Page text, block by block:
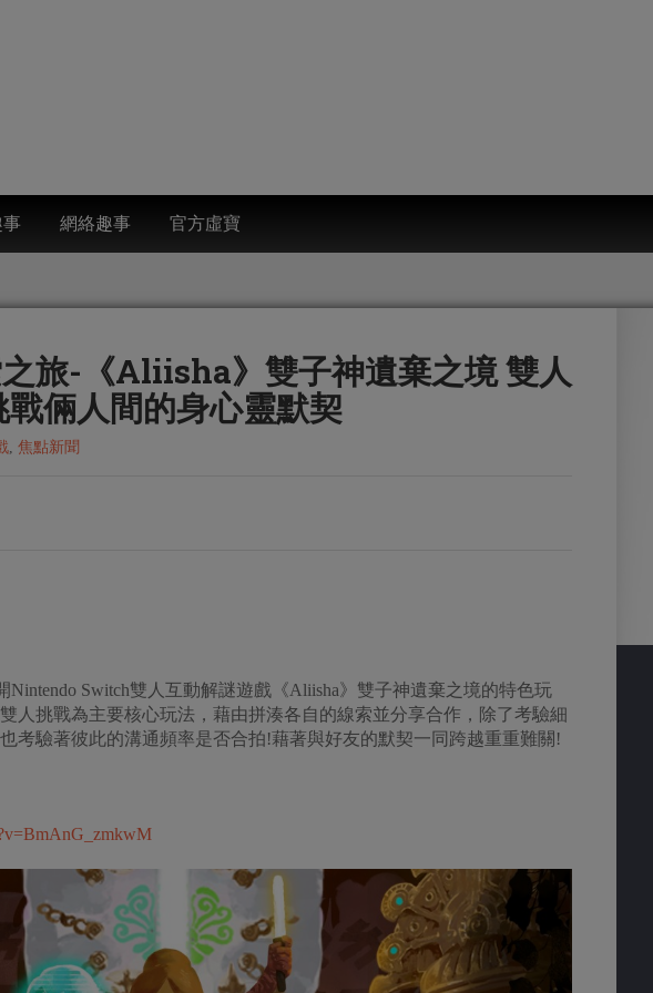
事 網絡趣事 官方虛寶
旅-《Aliisha》雙子神遺棄之境 雙人
倆人間的身心靈默契
, 焦點新聞
Nintendo Switch雙人互動解謎遊戲《Aliisha》雙子神遺棄之境的特色玩
人挑戰為主要核心玩法，藉由拼湊各自的線索並分享合作，除了考驗細
考驗著彼此的溝通頻率是否合拍!藉著與好友的默契一同跨越重重難關!